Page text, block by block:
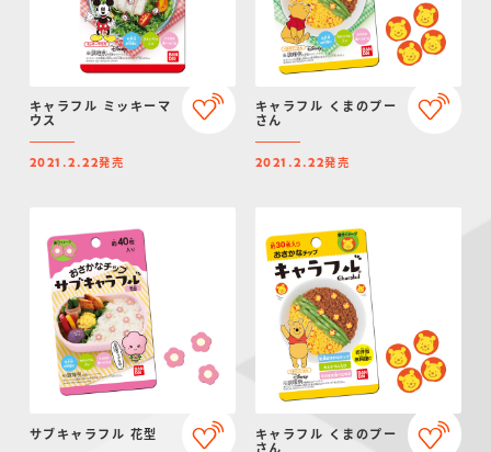
キャラフル ミッキーマ
ウス
2021.2.22発売
キャラフル くまのプー
さん
2021.2.22発売
サブキャラフル 花型
キャラフル くまのプー
さん